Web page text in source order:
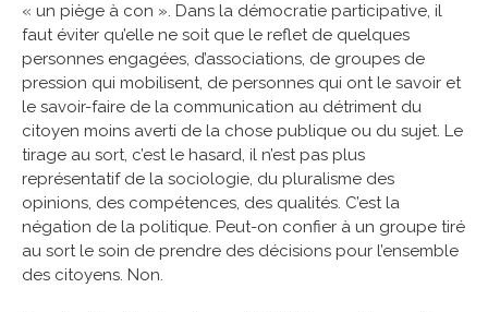
« un piège à con ». Dans la démocratie participative, il
faut éviter qu’elle ne soit que le reflet de quelques
personnes engagées, d’associations, de groupes de
pression qui mobilisent, de personnes qui ont le savoir et
le savoir-faire de la communication au détriment du
citoyen moins averti de la chose publique ou du sujet. Le
tirage au sort, c’est le hasard, il n’est pas plus
représentatif de la sociologie, du pluralisme des
opinions, des compétences, des qualités. C’est la
négation de la politique. Peut-on confier à un groupe tiré
au sort le soin de prendre des décisions pour l’ensemble
des citoyens. Non.